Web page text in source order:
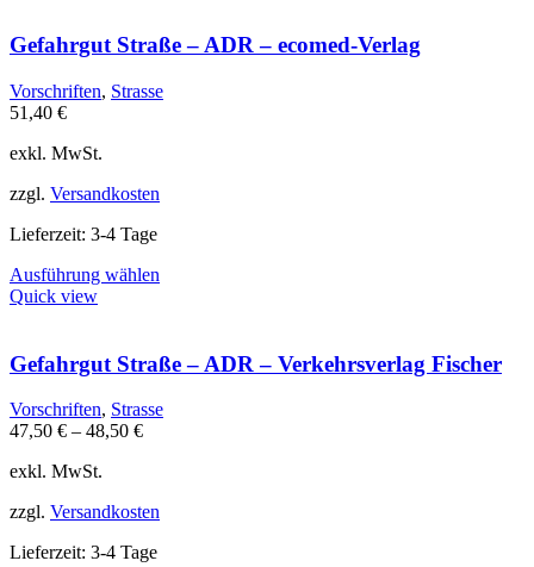
Varianten
Die
Optionen
Gefahrgut Straße – ADR – ecomed-Verlag
Vorschriften, Strasse
51,40 €
exkl. MwSt.
zzgl. Versandkosten
Lieferzeit: 3-4 Tage
Ausführung wählen
Varianten
auf.
Die
Optionen
Quick view
Gefahrgut Straße – ADR – Verkehrsverlag Fischer
Vorschriften, Strasse
47,50 € – 48,50 €
exkl. MwSt.
zzgl. Versandkosten
Lieferzeit: 3-4 Tage